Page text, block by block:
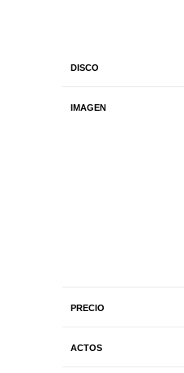
DISCO
IMAGEN
PRECIO
ACTOS